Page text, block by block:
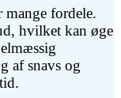
fordele.
hvilket kan øge
af snavs og